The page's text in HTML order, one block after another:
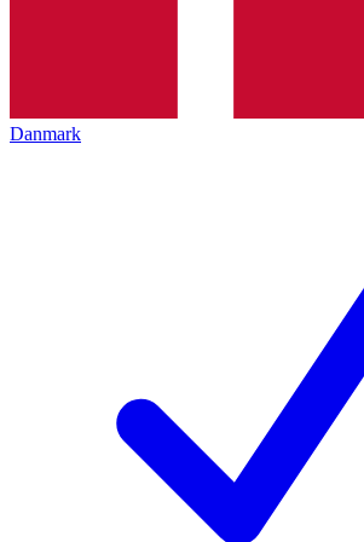
Danmark